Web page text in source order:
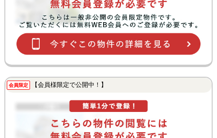
会員限定 【会員様限定で公開中！】